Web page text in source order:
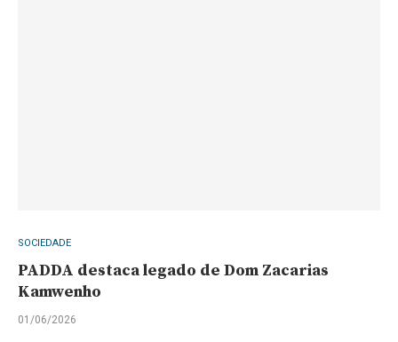
SOCIEDADE
PADDA destaca legado de Dom Zacarias
Kamwenho
01/06/2026